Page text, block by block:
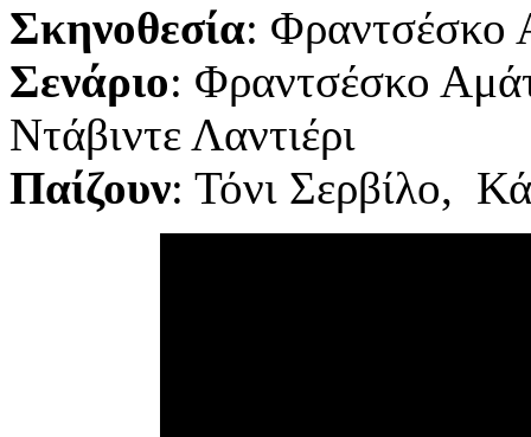
Σκηνοθεσία: Φραντσέσκο
Σενάριο: Φραντσέσκο
Ντάβιντε Λαντιέρι
Παίζουν: Τόνι Σερβίλο,